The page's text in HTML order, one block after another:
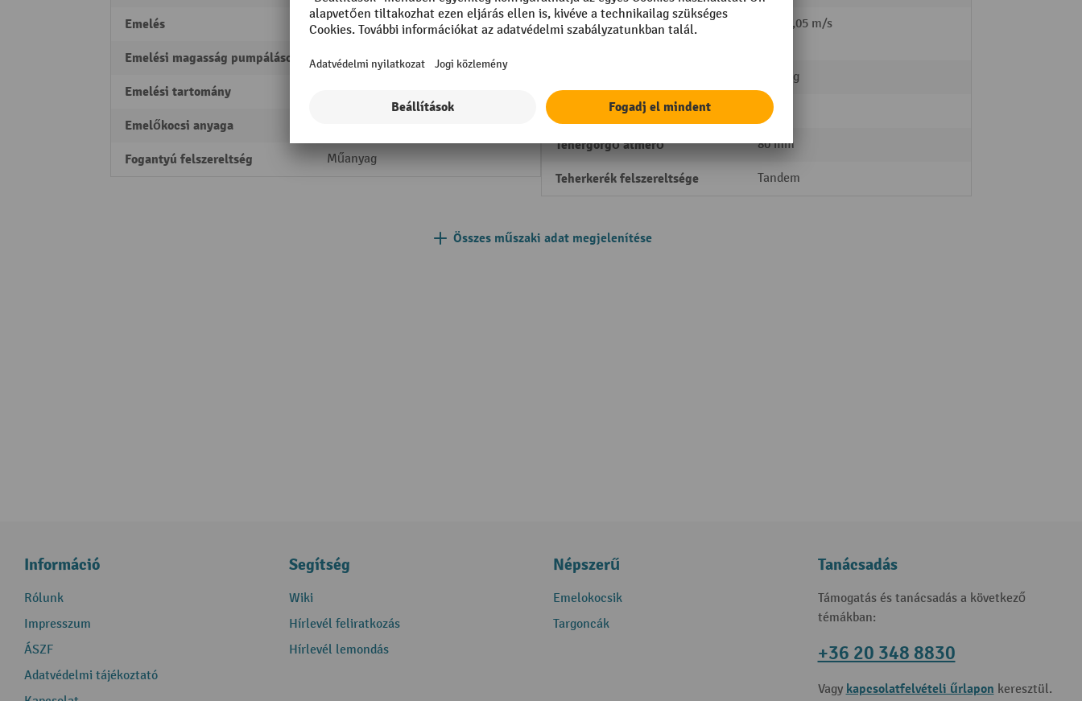
Emelés 120 mm
Emelési magasság pumpálásonként 12 mm
Emelési tartomány
Emelőkocsi anyaga
Fogantyú felszereltség Műanyag
Süllyesztési sebesség teherrel /
0,1 / 0,05 m/s
2000 kg
Tehergörgő anyag Nylon
Tehergörgő átmérő 80 mm
Teherkerék felszereltsége Tandem
Összes műszaki adat megjelenítése
Információ
Rólunk
Impresszum
ÁSZF
Adatvédelmi tájékoztató
Segítség
Wiki
Hírlevél feliratkozás
Hírlevél lemondás
Népszerű
Emelokocsik
Targoncák
Tanácsadás
Támogatás és tanácsadás a következő
témákban:
+36 20 348 8830
Vagy kapcsolatfelvételi űrlapon keresztül.